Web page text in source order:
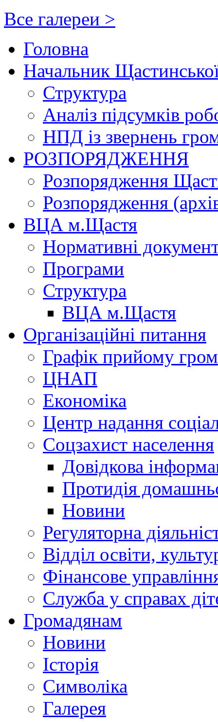
Все галереи >
Головна
Начальник
Структура
Аналіз підсумків
НПД із звернень
РОЗПОРЯДЖЕННЯ
Розпорядження
Розпорядження
ВЦА м.Щастя
Нормативні
Програми
Структура
ВЦА м.Щастя
Організаційні питання
Графік прийому
ЦНАП
Економіка
Центр надання
Соцзахист населення
Довідкова
Протидія
Новини
Регуляторна
Відділ освіти,
Фінансове
Служба у справах
Громадянам
Новини
Історія
Символіка
Галерея